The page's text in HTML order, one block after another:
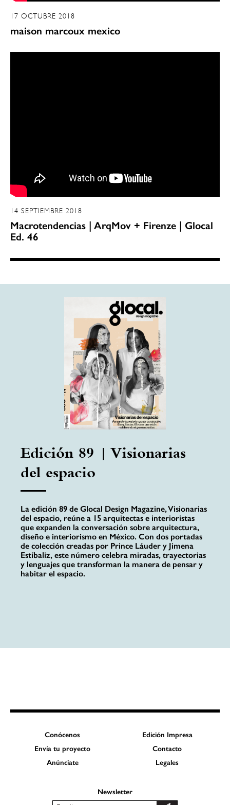
17 OCTUBRE 2018
maison marcoux mexico
14 SEPTIEMBRE 2018
Macrotendencias | ArqMov + Firenze | Glocal
Ed. 46
Edición 89 | Visionarias
del espacio
La edición 89 de Glocal Design Magazine, Visionarias
del espacio, reúne a 15 arquitectas e interioristas
que expanden la conversación sobre arquitectura,
diseño e interiorismo en México. Con dos portadas
de colección creadas por Prince Láuder y Jimena
Estíbaliz, este número celebra miradas, trayectorias
y lenguajes que transforman la manera de pensar y
habitar el espacio.
Conócenos
Edición Impresa
Envía tu proyecto
Contacto
Anúnciate
Legales
Newsletter